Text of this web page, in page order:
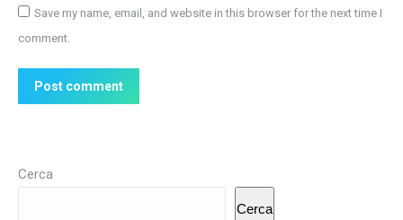
Save my name, email, and website in this browser for the next time I
comment.
Post comment
Cerca
Cerca